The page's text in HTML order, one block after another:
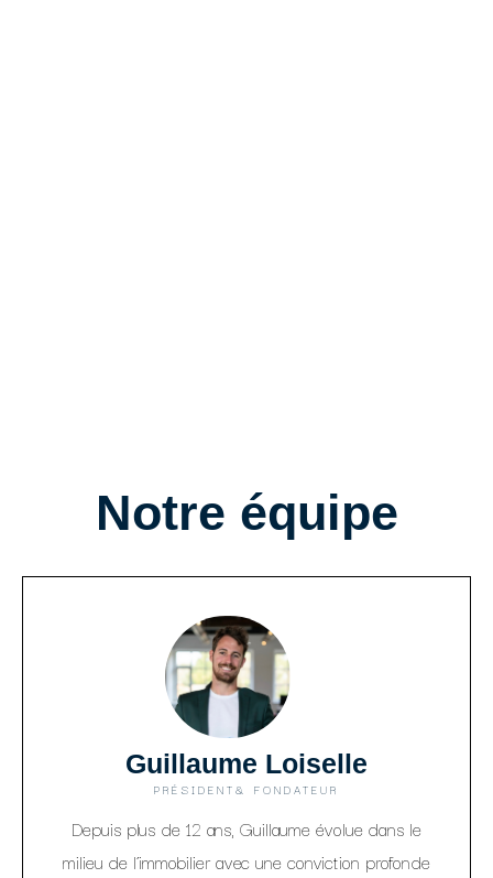
Notre équipe
Guillaume Loiselle
PRÉSIDENT& FONDATEUR
Depuis plus de 12 ans, Guillaume évolue dans le
milieu de l’immobilier avec une conviction profonde